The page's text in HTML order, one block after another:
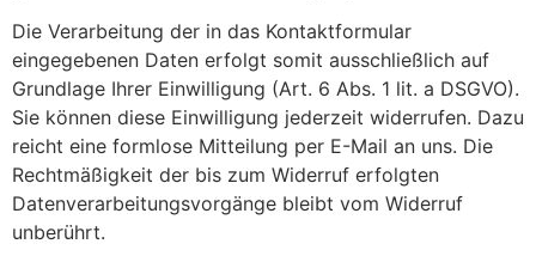
Die Verarbeitung der in das Kontaktformular
eingegebenen Daten erfolgt somit ausschließlich auf
Grundlage Ihrer Einwilligung (Art. 6 Abs. 1 lit. a DSGVO).
Sie können diese Einwilligung jederzeit widerrufen. Dazu
reicht eine formlose Mitteilung per E-Mail an uns. Die
Rechtmäßigkeit der bis zum Widerruf erfolgten
Datenverarbeitungsvorgänge bleibt vom Widerruf
unberührt.